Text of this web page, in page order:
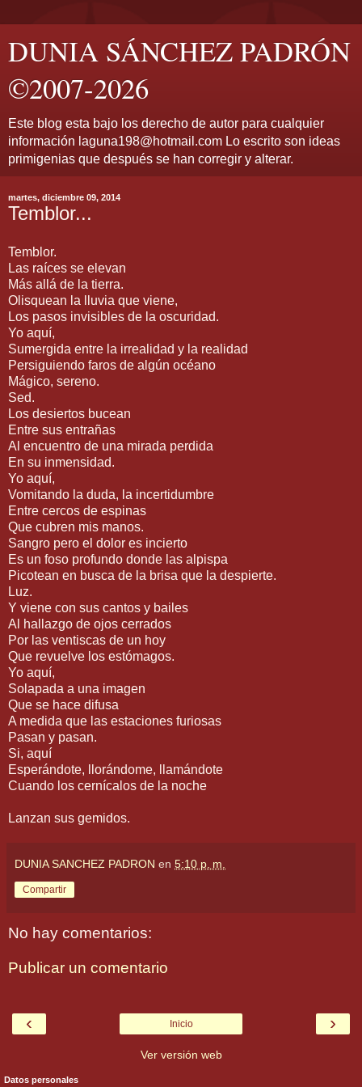
DUNIA SÁNCHEZ PADRÓN
©2007-2026
Este blog esta bajo los derecho de autor para cualquier
información laguna198@hotmail.com Lo escrito son ideas
primigenias que después se han corregir y alterar.
martes, diciembre 09, 2014
Temblor...
Temblor.
Las raíces se elevan
Más allá de la tierra.
Olisquean la lluvia que viene,
Los pasos invisibles de la oscuridad.
Yo aquí,
Sumergida entre la irrealidad y la realidad
Persiguiendo faros de algún océano
Mágico, sereno.
Sed.
Los desiertos bucean
Entre sus entrañas
Al encuentro de una mirada perdida
En su inmensidad.
Yo aquí,
Vomitando la duda, la incertidumbre
Entre cercos de espinas
Que cubren mis manos.
Sangro pero el dolor es incierto
Es un foso profundo donde las alpispa
Picotean en busca de la brisa que la despierte.
Luz.
Y viene con sus cantos y bailes
Al hallazgo de ojos cerrados
Por las ventiscas de un hoy
Que revuelve los estómagos.
Yo aquí,
Solapada a una imagen
Que se hace difusa
A medida que las estaciones furiosas
Pasan y pasan.
Si, aquí
Esperándote, llorándome, llamándote
Cuando los cernícalos de la noche
Lanzan sus gemidos.
DUNIA SANCHEZ PADRON en 5:10 p. m.
Compartir
No hay comentarios:
Publicar un comentario
‹ ›
Inicio
Ver versión web
Datos personales